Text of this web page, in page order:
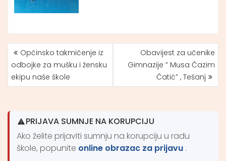
NAVIGACIJA
ČLANAKA
Općinsko takmičenje iz
odbojke za mušku i žensku
ekipu naše škole
Obavijest za učenike
Gimnazije ” Musa Ćazim
Ćatić” , Tešanj
PRIJAVA SUMNJE NA KORUPCIJU
Ako želite prijaviti sumnju na korupciju u radu
škole, popunite online obrazac za prijavu .